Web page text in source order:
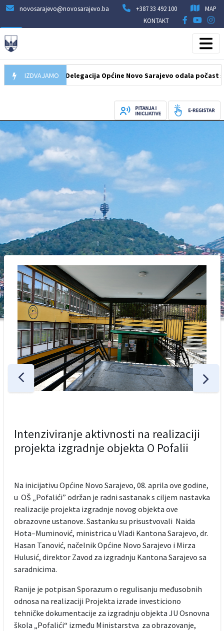
novosarajevo@novosarajevo.ba +387 33 492 100
MAP
KONTAKT
IZDVAJAMO
07.08.2026 Delegacija Općine Novo Sarajevo odala počast
Intenziviranje aktivnosti na realizaciji
projekta izgradnje objekta O Pofalii
Na inicijativu Općine Novo Sarajevo, 08. aprila ove godine,
u OŠ „Pofalići” održan je radni sastanak s ciljem nastavka
realizacije projekta izgradnje novog objekta ove
obrazovne ustanove. Sastanku su prisustvovali Naida
Hota–Muminović, ministrica u Vladi Kantona Sarajevo, dr.
Hasan Tanović, načelnik Općine Novo Sarajevo i Mirza
Hulusić, direktor Zavod za izgradnju Kantona Sarajevo sa
saradnicima.
Ranije je potpisan Sporazum o regulisanju međusobnih
odnosa na realizaciji Projekta izrade investiciono
tehničke dokumentacije za izgradnju objekta JU Osnovna
škola „Pofalići“ između Ministarstva za obrazovanje,